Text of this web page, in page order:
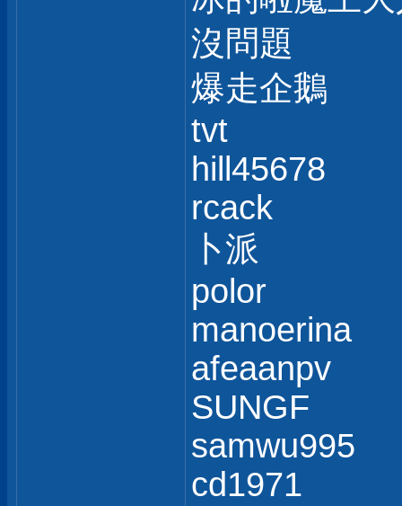
沒問題
爆走企鵝
tvt
hill45678
rcack
卜派
polor
manoerina
afeaanpv
SUNGF
samwu995
cd1971